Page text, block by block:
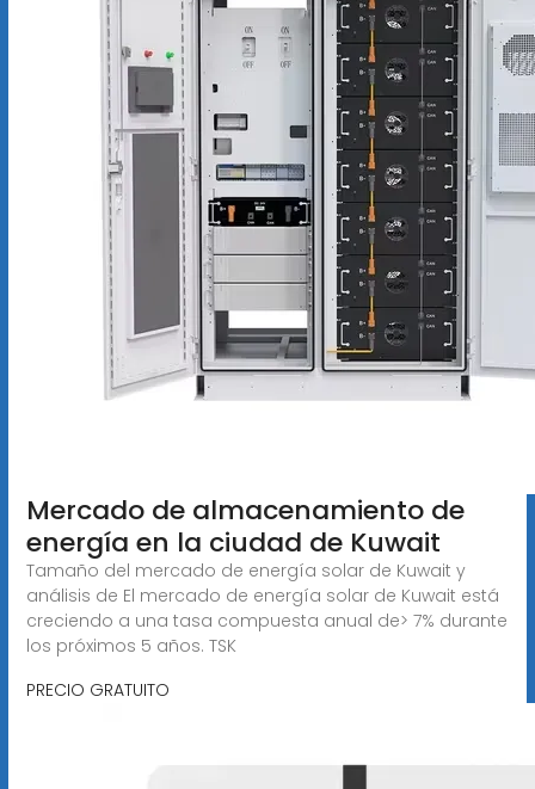
Mercado de almacenamiento de
energía en la ciudad de Kuwait
Tamaño del mercado de energía solar de Kuwait y
análisis de El mercado de energía solar de Kuwait está
creciendo a una tasa compuesta anual de> 7% durante
los próximos 5 años. TSK
PRECIO GRATUITO